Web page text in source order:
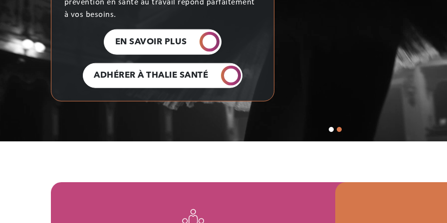
mannequin ou enfant du spectacle, Thalie
Santé, Service de
vous accompagne dans la prévention des
risques professionnels. Bonne navigation !